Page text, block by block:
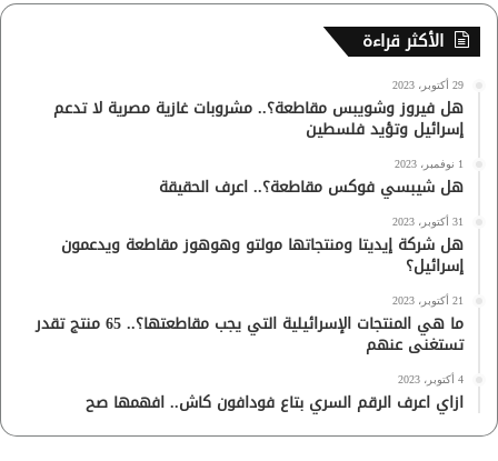
الأكثر قراءة
29 أكتوبر، 2023
هل فيروز وشويبس مقاطعة؟.. مشروبات غازية مصرية لا تدعم
إسرائيل وتؤيد فلسطين
1 نوفمبر، 2023
هل شيبسي فوكس مقاطعة؟.. اعرف الحقيقة
31 أكتوبر، 2023
هل شركة إيديتا ومنتجاتها مولتو وهوهوز مقاطعة ويدعمون
إسرائيل؟
21 أكتوبر، 2023
ما هي المنتجات الإسرائيلية التي يجب مقاطعتها؟.. 65 منتج تقدر
تستغنى عنهم
4 أكتوبر، 2023
ازاي اعرف الرقم السري بتاع فودافون كاش.. افهمها صح